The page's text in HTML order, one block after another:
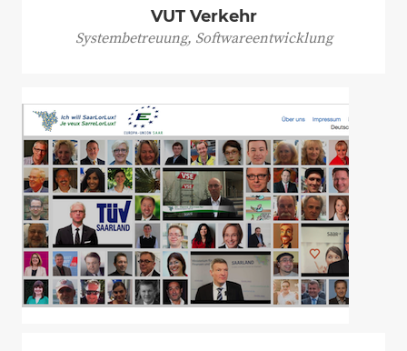
VUT Verkehr
Systembetreuung, Softwareentwicklung